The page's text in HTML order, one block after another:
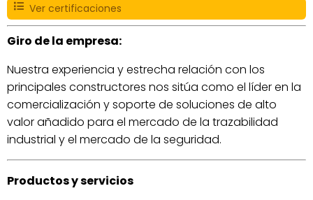
Ver certificaciones
Giro de la empresa:
Nuestra experiencia y estrecha relación con los
principales constructores nos sitúa como el líder en la
comercialización y soporte de soluciones de alto
valor añadido para el mercado de la trazabilidad
industrial y el mercado de la seguridad.
Productos y servicios